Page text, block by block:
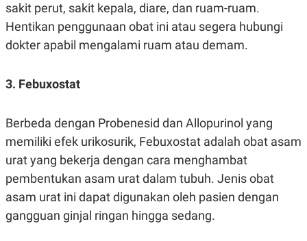
sakit perut, sakit kepala, diare, dan ruam-ruam.
Hentikan penggunaan obat ini atau segera hubungi
dokter apabil mengalami ruam atau demam.
3. Febuxostat
Berbeda dengan Probenesid dan Allopurinol yang
memiliki efek urikosurik, Febuxostat adalah obat asam
urat yang bekerja dengan cara menghambat
pembentukan asam urat dalam tubuh. Jenis obat
asam urat ini dapat digunakan oleh pasien dengan
gangguan ginjal ringan hingga sedang.